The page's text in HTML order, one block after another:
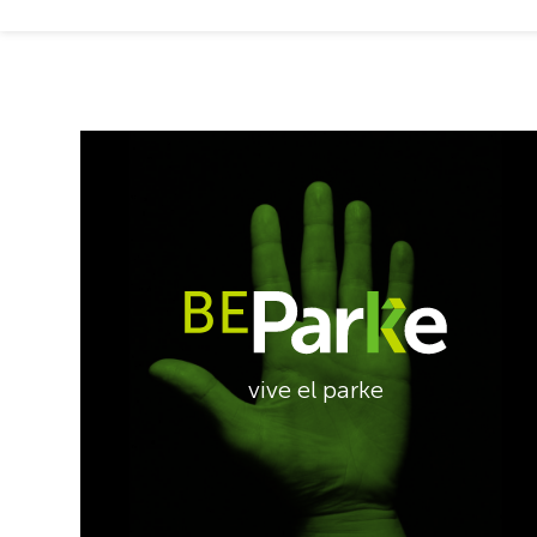
BeParke
vive el parke
BeParke
vive el parke
Servicios para las personas y empresas que
facilitan el desarrollo de su actividad de forma
cómoda, agradable, eficiente y sostenible
permitiéndoles alcanzar sus objetivos de negocio.
BeParke Kluba
sobreBeParke